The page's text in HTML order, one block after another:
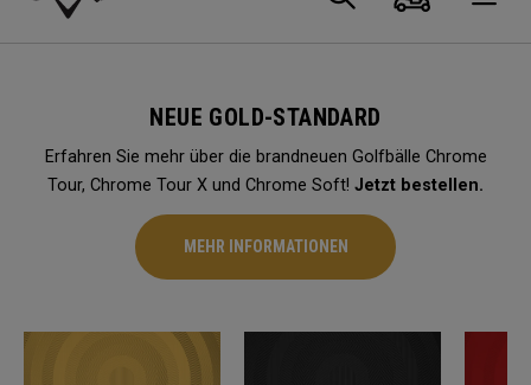
Callaway
NEUE GOLD-STANDARD
Erfahren Sie mehr über die brandneuen Golfbälle Chrome
Tour, Chrome Tour X und Chrome Soft! Jetzt bestellen.
MEHR INFORMATIONEN